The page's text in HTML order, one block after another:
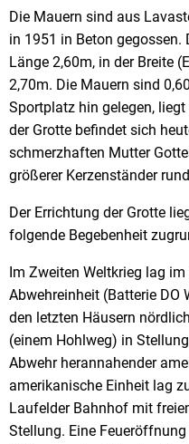
Die Mauern sind aus
in 1951 in Beton gegossen.
Länge 2,60m, in der Breite
2,70m. Die Mauern sind
Sportplatz hin gelegen,
der Grotte befindet sich
schmerzhaften Mutter
größerer Kerzenständer
Der Errichtung der Grotte
folgende Begebenheit
Im Zweiten Weltkrieg lag
Abwehreinheit (Batterie DO
den letzten Häusern
(einem Hohlweg) in
Abwehr herannahender
amerikanische Einheit lag
Laufelder Bahnhof mit
Stellung. Eine